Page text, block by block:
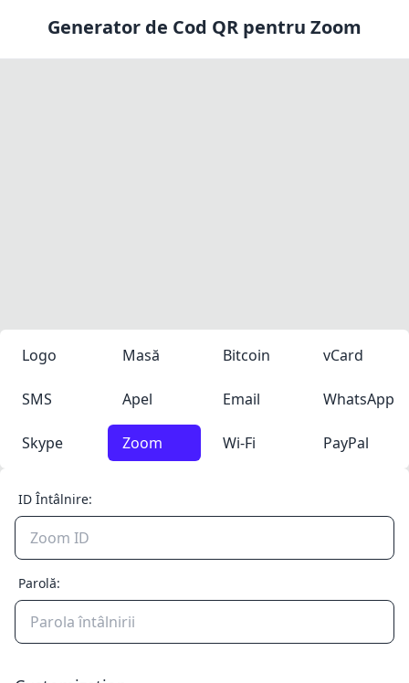
Generator de Cod QR pentru Zoom
Logo Masă Bitcoin vCard
SMS Apel Email WhatsApp
Skype Zoom Wi-Fi PayPal
ID Întâlnire:
Parolă: